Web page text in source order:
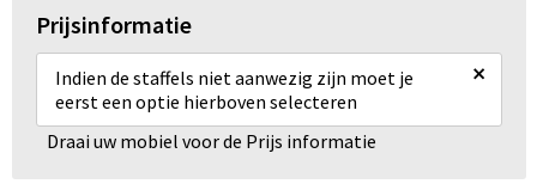
Prijsinformatie
Indien de staffels niet aanwezig zijn moet je
eerst een optie hierboven selecteren
×
Draai uw mobiel voor de Prijs informatie